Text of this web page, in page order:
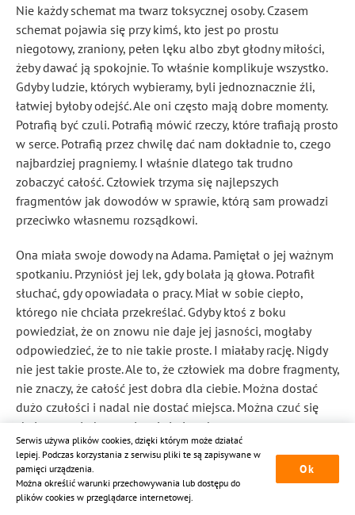
Nie każdy schemat ma twarz toksycznej osoby. Czasem
schemat pojawia się przy kimś, kto jest po prostu
niegotowy, zraniony, pełen lęku albo zbyt głodny miłości,
żeby dawać ją spokojnie. To właśnie komplikuje wszystko.
Gdyby ludzie, których wybieramy, byli jednoznacznie źli,
łatwiej byłoby odejść. Ale oni często mają dobre momenty.
Potrafią być czuli. Potrafią mówić rzeczy, które trafiają prosto
w serce. Potrafią przez chwilę dać nam dokładnie to, czego
najbardziej pragniemy. I właśnie dlatego tak trudno
zobaczyć całość. Człowiek trzyma się najlepszych
fragmentów jak dowodów w sprawie, którą sam prowadzi
przeciwko własnemu rozsądkowi.
Ona miała swoje dowody na Adama. Pamiętał o jej ważnym
spotkaniu. Przyniósł jej lek, gdy bolała ją głowa. Potrafił
słuchać, gdy opowiadała o pracy. Miał w sobie ciepło,
którego nie chciała przekreślać. Gdyby ktoś z boku
powiedział, że on znowu nie daje jej jasności, mogłaby
odpowiedzieć, że to nie takie proste. I miałaby rację. Nigdy
nie jest takie proste. Ale to, że człowiek ma dobre fragmenty,
nie znaczy, że całość jest dobra dla ciebie. Można dostać
dużo czułości i nadal nie dostać miejsca. Można czuć się
chcianą w piątkowy wieczór i niewybraną
w poniedziałkowe rano. Można mieć piękne sceny z kimś,
kto nie umie zbudować z tobą życia, nawet małego.
On też miał swoje dowody na Alicję. Była dobra. Pisała mu
Serwis używa plików cookies, dzięki którym może działać
lepiej. Podczas korzystania z serwisu pliki te są zapisywane w
pamięci urządzenia.
Można określić warunki przechowywania lub dostępu do
plików cookies w przeglądarce internetowej.
Ok